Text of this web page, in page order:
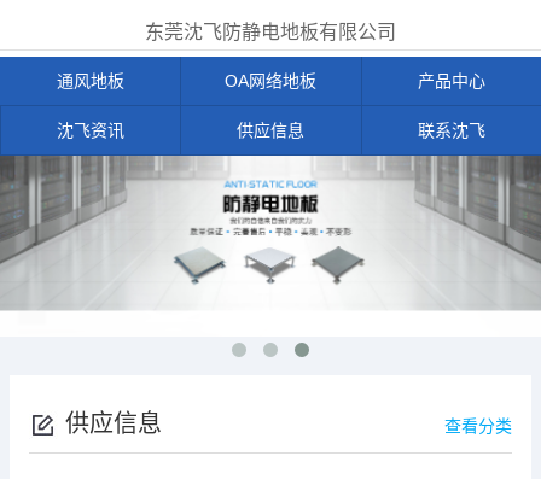
东莞沈飞防静电地板有限公司
通风地板 OA网络地板 产品中心
沈飞资讯 供应信息 联系沈飞
供应信息 查看分类